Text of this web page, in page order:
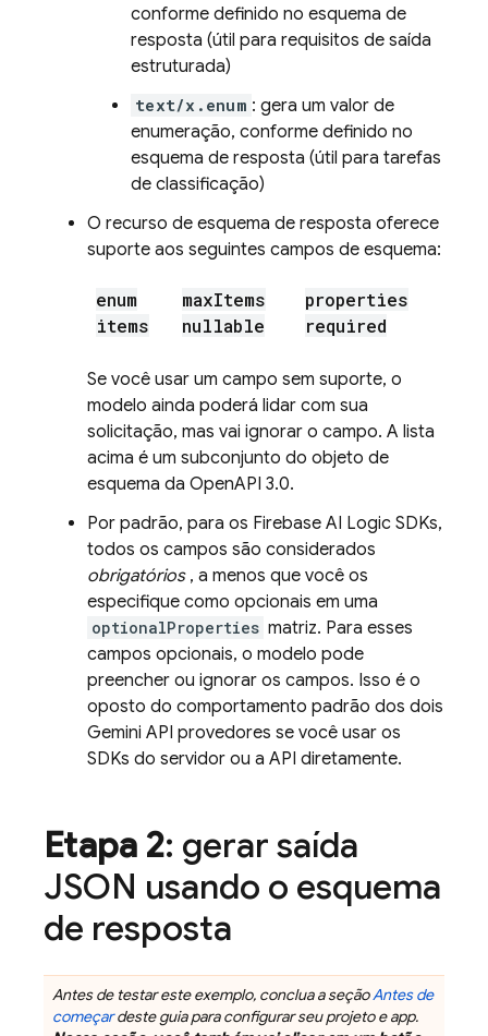
conforme definido no esquema de
resposta (útil para requisitos de saída
estruturada)
text/x.enum : gera um valor de
enumeração, conforme definido no
esquema de resposta (útil para tarefas
de classificação)
O recurso de esquema de resposta oferece
suporte aos seguintes campos de esquema:
enum
items
maxItems
nullable
properties
required
Se você usar um campo sem suporte, o
modelo ainda poderá lidar com sua
solicitação, mas vai ignorar o campo. A lista
acima é um subconjunto do objeto de
esquema da OpenAPI 3.0.
Por padrão, para os Firebase AI Logic SDKs,
todos os campos são considerados
obrigatórios, a menos que você os
especifique como opcionais em uma
optionalProperties matriz. Para esses
campos opcionais, o modelo pode
preencher ou ignorar os campos. Isso é o
oposto do comportamento padrão dos dois
Gemini API provedores se você usar os
SDKs do servidor ou a API diretamente.
Etapa 2: gerar saída
JSON usando o esquema
de resposta
Antes de testar este exemplo, conclua a seçãoAntes de
começardeste guia para configurar seu projeto e app.